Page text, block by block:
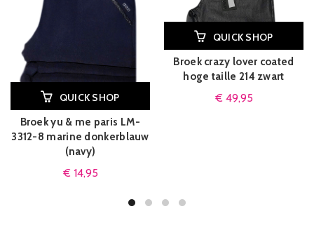
QUICK SHOP
Broek yu & me paris LM-
3312-8 marine donkerblauw
(navy)
€ 14,95
QUICK SHOP
Broek crazy lover coated
hoge taille 214 zwart
€ 49,95